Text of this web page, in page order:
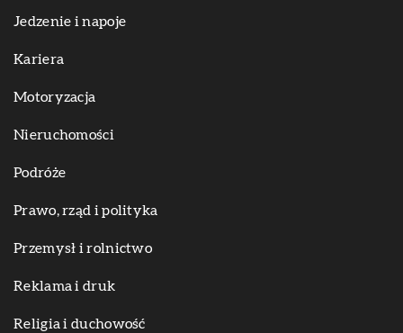
Jedzenie i napoje
Kariera
Motoryzacja
Nieruchomości
Podróże
Prawo, rząd i polityka
Przemysł i rolnictwo
Reklama i druk
Religia i duchowość